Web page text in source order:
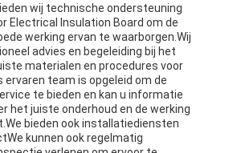
wij technische ondersteuning
Electrical Insulation Board om de
werking ervan te waarborgen.Wij
advies en begeleiding bij het
materialen en procedures voor
ervaren team is opgeleid om de
te bieden en kan u informatie
het juiste onderhoud en de werking
bieden ook installatiediensten
kunnen ook regelmatig